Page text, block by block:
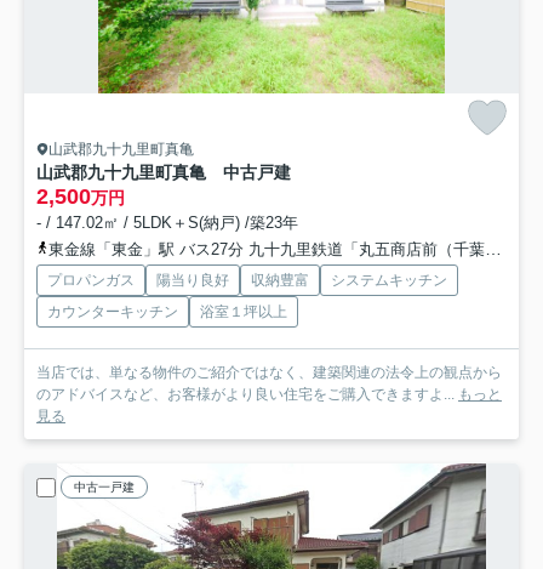
山武郡九十九里町真亀
山武郡九十九里町真亀 中古戸建
2,500万円
- / 147.02㎡ / 5LDK＋S(納戸) /築23年
東金線「東金」駅 バス27分 九十九里鉄道「丸五商店前（千葉県）」 停歩2分
プロパンガス 陽当り良好 収納豊富
システムキッチン
カウンターキッチン
浴室１坪以上
当店では、単なる物件のご紹介ではなく、建築関連の法令上の観点から
のアドバイスなど、お客様がより良い住宅をご購入できますよ... もっと
見る
中古一戸建